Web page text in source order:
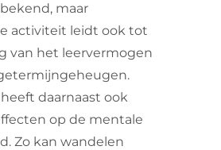
maar
activiteit leidt ook tot
van het leervermogen
daarnaast ook
op de mentale
Zo kan wandelen